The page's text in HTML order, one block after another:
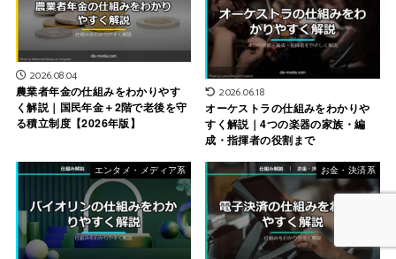
2026.08.04
農業者年金の仕組みをわかりやす
く解説｜国民年金＋2階で老後を守
る積立制度【2026年版】
2026.06.18
オーケストラの仕組みをわかりや
すく解説｜4つの楽器の家族・編
成・指揮者の役割まで
エンタメ・メディア系 お金・決済系